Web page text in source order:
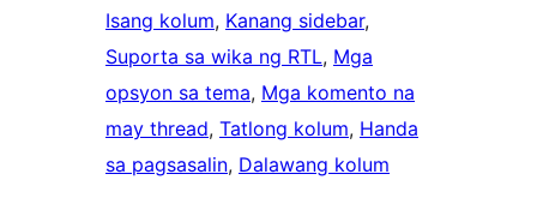
Isang kolum, Kanang sidebar
Suporta sa wika ng RTL, Mga
opsyon sa tema, Mga komento na
may thread, Tatlong kolum, Handa
sa pagsasalin, Dalawang kolum